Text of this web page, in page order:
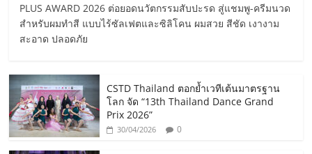
PLUS AWARD 2026 ต่อยอดนวัตกรรมสับปะรด สู่แชมพู-ครีมนวด
สำหรับผมทำสี แบบไร้ซัลเฟตและซิลิโคน ผมสวย สีชัด เงางาม
สะอาด ปลอดภัย
CSTD Thailand ตอกย้ำเวทีเต้นมาตรฐาน
โลก จัด “13th Thailand Dance Grand
Prix 2026”
30/04/2026 0